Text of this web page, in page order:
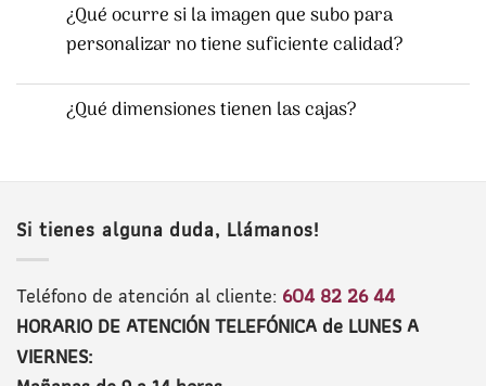
¿Qué ocurre si la imagen que subo para
personalizar no tiene suficiente calidad?
¿Qué dimensiones tienen las cajas?
Si tienes alguna duda, Llámanos!
Teléfono de atención al cliente: 604 82 26 44
HORARIO DE ATENCIÓN TELEFÓNICA de LUNES A
VIERNES: